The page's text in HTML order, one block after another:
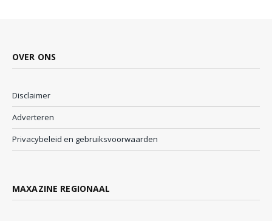
OVER ONS
Disclaimer
Adverteren
Privacybeleid en gebruiksvoorwaarden
MAXAZINE REGIONAAL